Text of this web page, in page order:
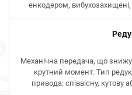
енкодером,
Механічна передача, що
крутний момент. Тип
привода: співвісну,